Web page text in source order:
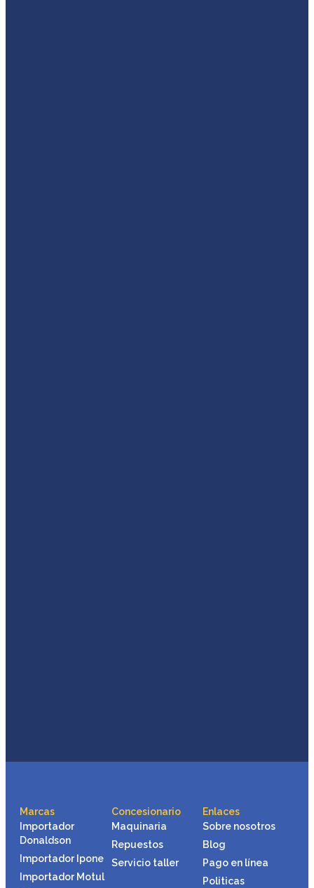
Marcas
Importador
Donaldson
Importador Ipone
Importador Motul
Concesionario
Maquinaria
Repuestos
Servicio taller
Enlaces
Sobre nosotros
Blog
Pago en línea
Politicas